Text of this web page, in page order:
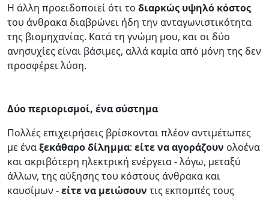
Η άλλη προειδοποιεί ότι το διαρκώς υψηλό κόστος
του άνθρακα διαβρώνει ήδη την ανταγωνιστικότητα
της βιομηχανίας. Κατά τη γνώμη μου, και οι δύο
ανησυχίες είναι βάσιμες, αλλά καμία από μόνη της δεν
προσφέρει λύση.
Δύο περιορισμοί, ένα σύστημα
Πολλές επιχειρήσεις βρίσκονται πλέον αντιμέτωπες
με έναξεκάθαρο δίλημμα: είτε να αγοράζουν ολοένα
και ακριβότερη ηλεκτρική ενέργεια - λόγω, μεταξύ
άλλων, της αύξησης του κόστους άνθρακα και
καυσίμων -είτε να μειώσουν τις εκπομπές τους